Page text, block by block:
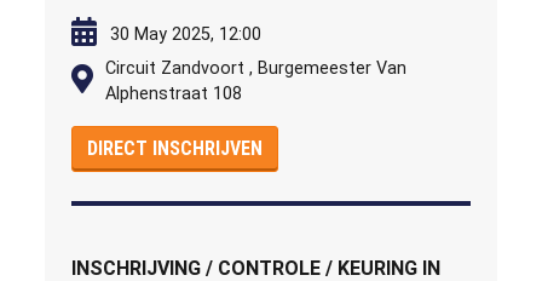
30 May 2025, 12:00
Circuit Zandvoort , Burgemeester Van
Alphenstraat 108
DIRECT INSCHRIJVEN
INSCHRIJVING / CONTROLE / KEURING IN